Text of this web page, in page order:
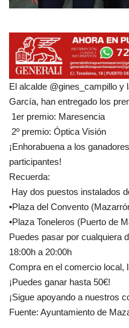
El alcalde @gines_campillo y
García, han entregado los
1er premio: Maresencia
2º premio: Óptica Visión
¡Enhorabuena a los
participantes!
Recuerda:
Hay dos puestos instalados
•Plaza del Convento
•Plaza Toneleros (Puerto de
Puedes pasar por cualquiera
18:00h a 20:00h
Compra en el comercio local,
¡Puedes ganar hasta 50€!
¡Sigue apoyando a nuestros
Fuente: Ayuntamiento de